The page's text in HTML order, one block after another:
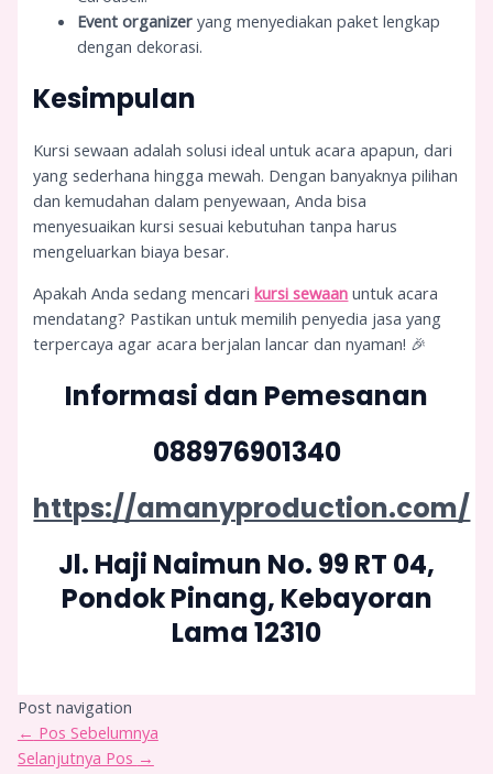
Event organizer yang menyediakan paket lengkap
dengan dekorasi.
Kesimpulan
Kursi sewaan adalah solusi ideal untuk acara apapun, dari
yang sederhana hingga mewah. Dengan banyaknya pilihan
dan kemudahan dalam penyewaan, Anda bisa
menyesuaikan kursi sesuai kebutuhan tanpa harus
mengeluarkan biaya besar.
Apakah Anda sedang mencarikursi sewaan untuk acara
mendatang? Pastikan untuk memilih penyedia jasa yang
terpercaya agar acara berjalan lancar dan nyaman! 🎉
Informasi dan Pemesanan
088976901340
https://amanyproduction.com/
Jl. Haji Naimun No. 99 RT 04,
Pondok Pinang, Kebayoran
Lama 12310
Post navigation
← Pos Sebelumnya
Selanjutnya Pos →